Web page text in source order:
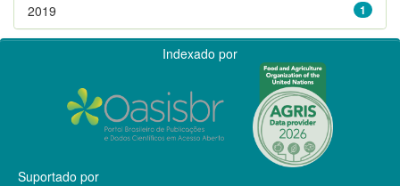
1
2019
Indexado por
Suportado por